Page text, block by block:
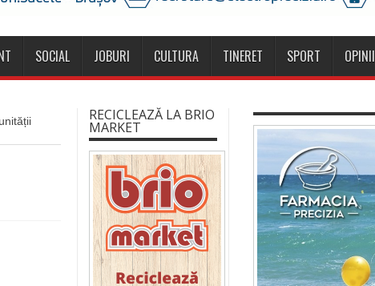
SOCIAL JOBURI CULTURA TINERET SPORT OPINII
RECICLEAZĂ LA BRIO
MARKET